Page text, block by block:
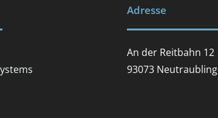
Adresse
An der Reitbahn 12
93073 Neutraubling